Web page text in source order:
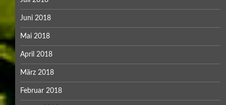
Juni 2018
Mai 2018
April 2018
März 2018
Februar 2018